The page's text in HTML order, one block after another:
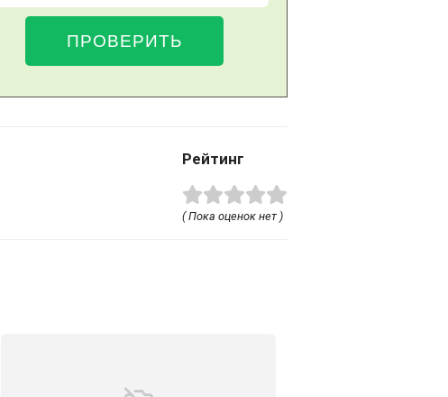
Рейтинг
( Пока оценок нет )